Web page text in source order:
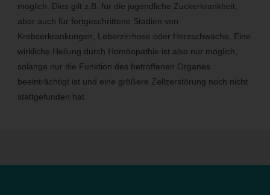
möglich. Dies gilt z.B. für die jugendliche Zuckerkrankheit,
aber auch für fortgeschrittene Stadien von
Krebserkrankungen, Leberzirrhose oder Herzschwäche. Eine
wirkliche Heilung durch Homöopathie ist also nur möglich,
solange nur die Funktion des betroffenen Organes
beeinträchtigt ist und eine größere Zellzerstörung noch nicht
stattgefunden hat.
bestimmte persönliche Aspekte, die sich auf eine natürliche
Person beziehen, zu bewerten, insbesondere, um Aspekte
bezüglich Arbeitsleistung, wirtschaftlicher Lage, Gesundheit,
persönlicher Vorlieben, Interessen, Zuverlässigkeit,
Verhalten, Aufenthaltsort oder Ortswechsel dieser natürlichen
Person zu analysieren oder vorherzusagen.
f) Pseudonymisierung
Pseudonymisierung ist die Verarbeitung personenbezogener
Daten in einer Weise, auf welche die personenbezogenen
einer identifizierten oder identifizierbaren natürlichen Person